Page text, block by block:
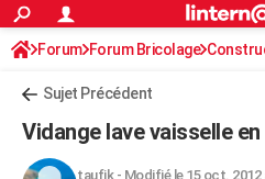
ACTUALITÉS
Politique
Société
Faits Divers
Education
Monde
Villes
+
FINANCE
Forum Forum Bricolage
Sujet Précédent
Vidange lave vaisselle en
taufik- Modifié le 15 oct. 2012